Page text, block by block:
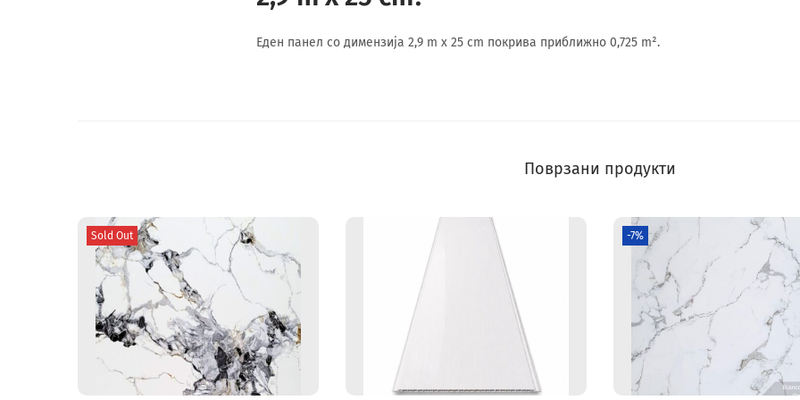
Еден панел со димензија 2,9 m x 25 cm покрива приближно 0,725 m².
Поврзани продукти
Sold Out -7%